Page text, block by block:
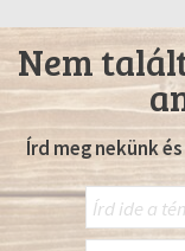
Nem
Írd meg nekünk